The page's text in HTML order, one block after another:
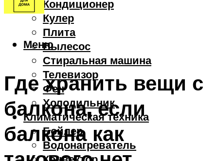
Кондиционер
Кулер
Плита
Пылесос
Стиральная машина
Телевизор
Фен
Холодильник
Климатическая техника
Бойлер
Водонагреватель
Меню
Где хранить вещи с
балкона, если
балкона как